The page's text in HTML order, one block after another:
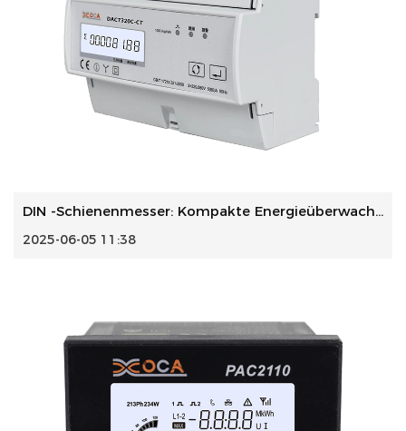
DIN -Schienenmesser: Kompakte Energieüberwachung für Smart...
2025-06-05 11:38